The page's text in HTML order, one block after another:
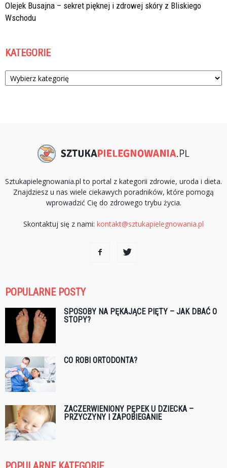
Olejek Busajna – sekret pięknej i zdrowej skóry z Bliskiego
Wschodu
KATEGORIE
Kategorie
Sztukapielegnowania.pl to portal z kategorii zdrowie, uroda i dieta.
Znajdziesz u nas wiele ciekawych poradników, które pomogą
wprowadzić Cię do zdrowego trybu życia.
Skontaktuj się z nami: kontakt@sztukapielegnowania.pl
POPULARNE POSTY
SPOSOBY NA PĘKAJĄCE PIĘTY – JAK DBAĆ O
STOPY?
CO ROBI ORTODONTA?
ZACZERWIENIONY PĘPEK U DZIECKA –
PRZYCZYNY I ZAPOBIEGANIE